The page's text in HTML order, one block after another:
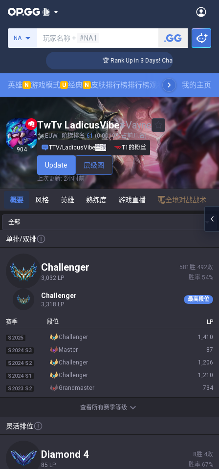
NA 玩家名称 + #NA1
🏆 Rank Up in 3 Days! Challenger Coaching
英雄 N 游戏模式 U 经典 N 皮肤排行榜排行榜观看职业比赛数据统
我的主页
904
TwTv LadicusVibe#Vayne
EUW 阶梯排名61(0.0019% 占前几名)
TTV/LadicusVibe举报 T1的粉丝
Update 层级图
上次更新: 2小时前
概要 风格 英雄 熟练度 游戏直播 全境对战战术
全部
单排/双排
challenger
3,032 LP
581 胜 492败
胜率 54%
challenger
3,318 LP
最高段位
赛季 段位 LP
S2025 challenger 1,410
S2024 S3 master 87
S2024 S2 challenger 1,206
S2024 S1 challenger 1,210
S2023 S2 grandmaster 734
查看所有赛季等级
灵活排位
diamond 4
85 LP
8胜 4败
胜率 67%